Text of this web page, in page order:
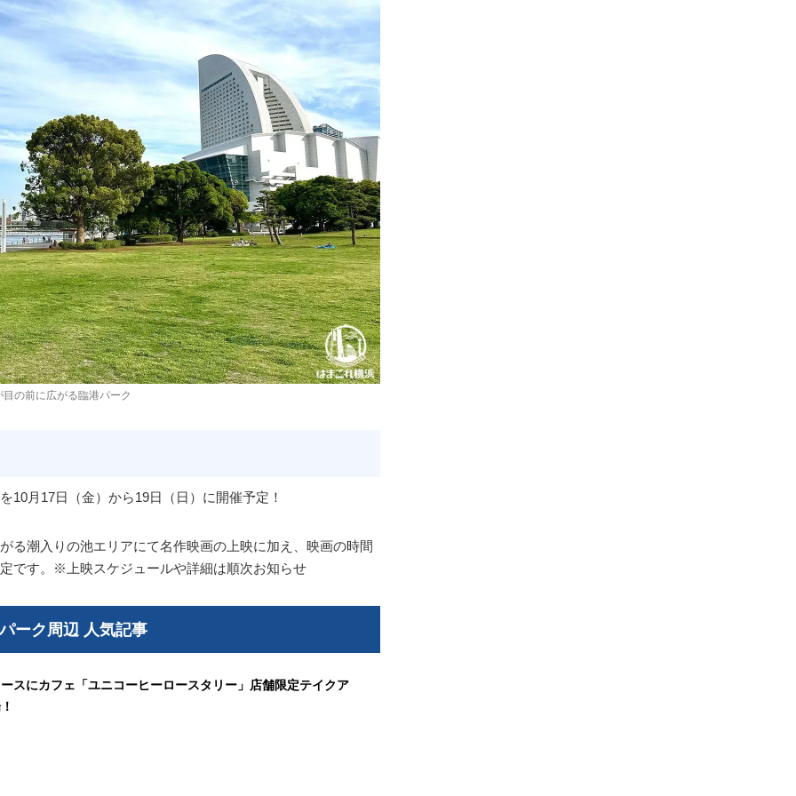
目の前に広がる臨港パーク
10月17日（金）から19日（日）に開催予定！
る潮入りの池エリアにて名作映画の上映に加え、映画の時間
です。※上映スケジュールや詳細は順次お知らせ
ーク周辺 人気記事
スにカフェ「ユニコーヒーロースタリー」店舗限定テイクア